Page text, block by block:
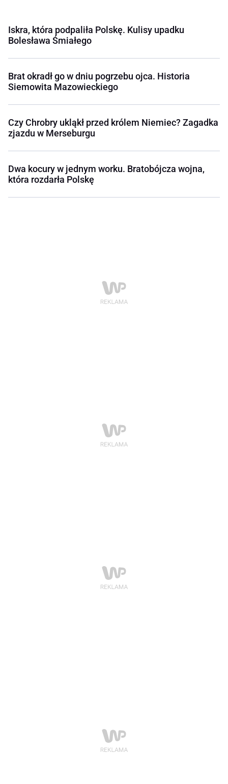
Iskra, która podpaliła Polskę. Kulisy upadku
Bolesława Śmiałego
Brat okradł go w dniu pogrzebu ojca. Historia
Siemowita Mazowieckiego
Czy Chrobry ukląkł przed królem Niemiec? Zagadka
zjazdu w Merseburgu
Dwa kocury w jednym worku. Bratobójcza wojna,
która rozdarła Polskę